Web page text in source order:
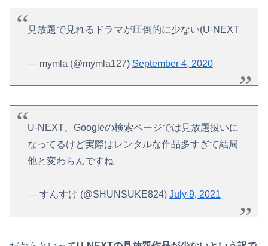
見放題で見れるドラマが圧倒的に少ない(U-NEXT
— mymla (@mymla127) September 4, 2020
U-NEXT、Googleの検索ページでは見放題扱いに
なってるけど実際はレンタルな作品多すぎて結局
他と変わらんですね
— すんすけ (@SHUNSUKE824) July 9, 2021